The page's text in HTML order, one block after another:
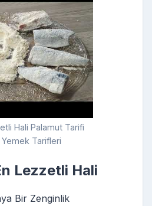
Hali Palamut Tarifi
Tarifleri
Lezzetli Hali
Bir Zenginlik